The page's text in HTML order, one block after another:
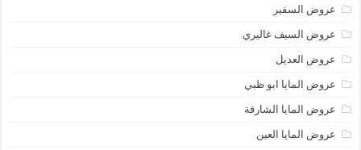
عروض السفير
عروض السيف غاليري
عروض العديل
عروض المايا ابو ظبي
عروض المايا الشارقة
عروض المايا العين